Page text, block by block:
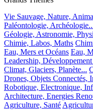
Vie Sauvage, Nature,
Paléontologie,
Géologie, Astronomie,
Chimie, Labos, Maths
Eau, Mers et Océans Eau,
Leadership,
Climat, Glaciers, Planète...
Drones, Objets Connectés,
Robotique, Electronique,
Architecture, Energies
Agriculture, Santé